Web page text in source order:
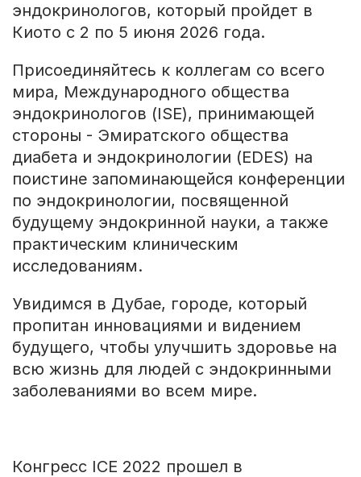
эндокринологов, который пройдет в
Киото с 2 по 5 июня 2026 года.
Присоединяйтесь к коллегам со всего
мира, Международного общества
эндокринологов (ISE), принимающей
стороны - Эмиратского общества
диабета и эндокринологии (EDES) на
поистине запоминающейся конференции
по эндокринологии, посвященной
будущему эндокринной науки, а также
практическим клиническим
исследованиям.
Увидимся в Дубае, городе, который
пропитан инновациями и видением
будущего, чтобы улучшить здоровье на
всю жизнь для людей с эндокринными
заболеваниями во всем мире.
Конгресс ICE 2022 прошел в